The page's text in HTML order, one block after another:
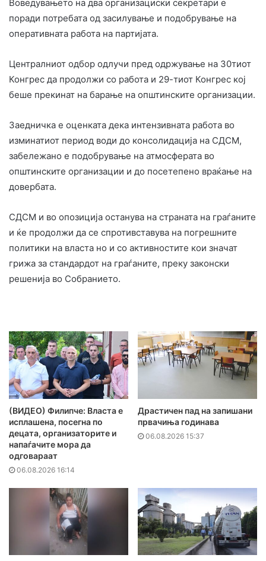
Воведувањето на два организациски секретари е
поради потребата од засилување и подобрување на
оперативната работа на партијата.
Централниот одбор одлучи пред одржување на 30тиот
Конгрес да продолжи со работа и 29-тиот Конгрес кој
беше прекинат на барање на општинските организации.
Заедничка е оценката дека интензивната работа во
изминатиот период води до консолидација на СДСМ,
забележано е подобрување на атмосферата во
општинските организации и до посетепено враќање на
довербата.
СДСМ и во опозиција останува на страната на граѓаните
и ќе продолжи да се спротивставува на погрешните
политики на власта но и со активностите кои значат
грижа за стандардот на граѓаните, преку законски
решенија во Собранието.
(ВИДЕО) Филипче: Власта е
исплашена, посегна по
децата, организаторите и
напаѓачите мора да
одговараат
06.08.2026 16:14
Драстичен пад на запишани
првачиња годинава
06.08.2026 15:37